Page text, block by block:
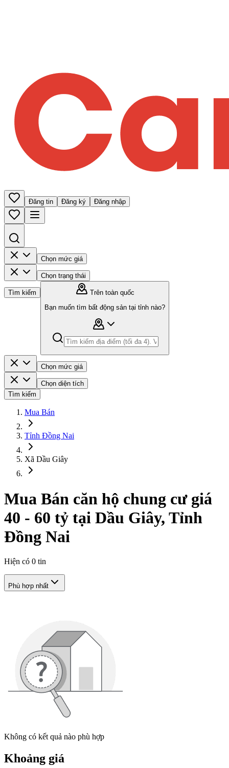
Đăng tin Đăng ký Đăng nhập
Chọn mức giá
Chọn trạng thái
Tìm kiếm
Trên toàn quốc
Bạn muốn tìm bất động sản tại tỉnh nào?
Chọn mức giá
Chọn diện tích
Tìm kiếm
Mua Bán
Tỉnh Đồng Nai
Xã Dầu Giây
Mua Bán căn hộ chung cư giá
40 - 60 tỷ tại Dầu Giây, Tỉnh
Đồng Nai
Hiện có 0 tin
Phù hợp nhất
Không có kết quả nào phù hợp
Khoảng giá